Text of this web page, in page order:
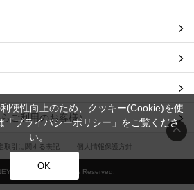
ご利用のお客様）
取引に関する表記 個人情報保護方針
CO., LTD. All Rights Reserved.
便性向上のため、クッキー(Cookie)を使
「プライバシーポリシー 」をご覧くださ
い。
OK